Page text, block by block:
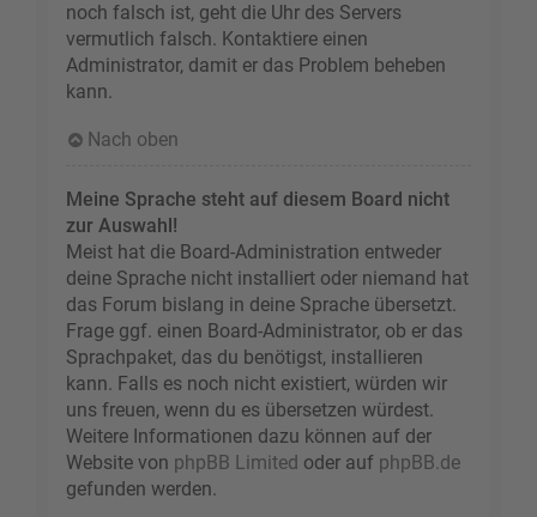
noch falsch ist, geht die Uhr des Servers
vermutlich falsch. Kontaktiere einen
Administrator, damit er das Problem beheben
kann.
Nach oben
Meine Sprache steht auf diesem Board nicht
zur Auswahl!
Meist hat die Board-Administration entweder
deine Sprache nicht installiert oder niemand hat
das Forum bislang in deine Sprache übersetzt.
Frage ggf. einen Board-Administrator, ob er das
Sprachpaket, das du benötigst, installieren
kann. Falls es noch nicht existiert, würden wir
uns freuen, wenn du es übersetzen würdest.
Weitere Informationen dazu können auf der
Website von phpBB Limited oder auf phpBB.de
gefunden werden.